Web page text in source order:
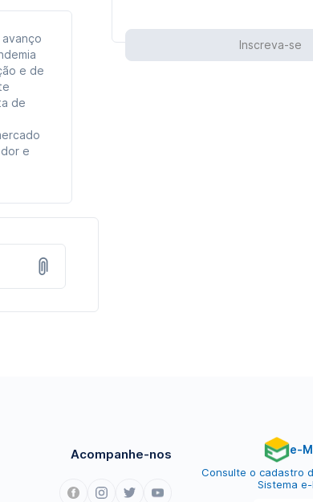
e de
de
e
Inscreva-se
Acompanhe-nos e-
Consulte o cadastro
Sistema e-